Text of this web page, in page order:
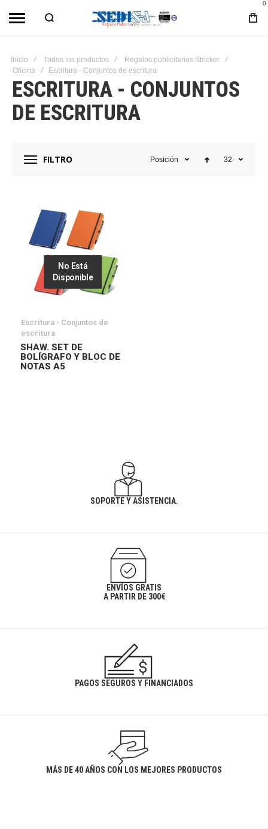
0
Inicio Todos los productos
Regalos publicitarios Stricker
Oficina
Escritura - Conjuntos de escritura
ESCRITURA - CONJUNTOS
DE ESCRITURA
FILTRO Posición 32
No Está
Disponible
Escritura - Conjuntos de
escritura
SHAW. SET DE
BOLÍGRAFO Y BLOC DE
NOTAS A5
SOPORTE Y ASISTENCIA.
ENVÍOS GRATIS
A PARTIR DE 300€
PAGOS SEGUROS Y FINANCIADOS
MÁS DE 40 AÑOS CON LOS MEJORES PRODUCTOS